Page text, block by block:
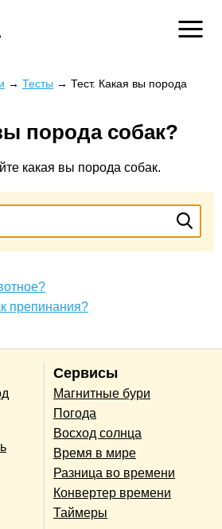
→ Тесты → Тест. Какая вы порода
порода собак?
какая вы порода собак.
препинания?
Сервисы
Магнитные бури
Погода
Восход солнца
Время в мире
Разница во времени
Конвертер времени
Таймеры